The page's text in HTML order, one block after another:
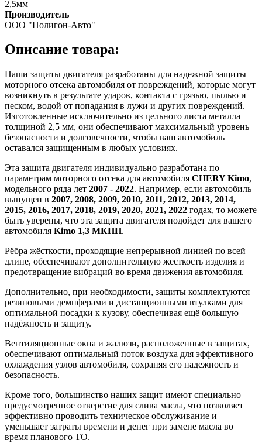
2,5мм
Производитель
ООО "Полигон-Авто"
Описание товара:
Наши защиты двигателя разработаны для надежной защиты
моторного отсека автомобиля от повреждений, которые могут
возникнуть в результате ударов, контакта с грязью, пылью и
песком, водой от попадания в лужи и других повреждений.
Изготовленные исключительно из цельного листа металла
толщиной 2,5 мм, они обеспечивают максимальный уровень
безопасности и долговечности, чтобы ваш автомобиль
оставался защищенным в любых условиях.
Эта защита двигателя индивидуально разработана по
параметрам моторного отсека для автомобиля CHERY Kimo,
модельного ряда лет 2007 - 2022. Например, если автомобиль
выпущен в 2007, 2008, 2009, 2010, 2011, 2012, 2013, 2014,
2015, 2016, 2017, 2018, 2019, 2020, 2021, 2022 годах, то можете
быть уверены, что эта защита двигателя подойдет для вашего
автомобиля Kimo 1,3 МКПП.
Рёбра жёсткости, проходящие непрерывной линией по всей
длине, обеспечивают дополнительную жесткость изделия и
предотвращение вибраций во время движения автомобиля.
Дополнительно, при необходимости, защиты комплектуются
резиновыми демпферами и дистанционными втулками для
оптимальной посадки к кузову, обеспечивая ещё большую
надёжность и защиту.
Вентиляционные окна и жалюзи, расположенные в защитах,
обеспечивают оптимальный поток воздуха для эффективного
охлаждения узлов автомобиля, сохраняя его надежность и
безопасность.
Кроме того, большинство наших защит имеют специально
предусмотренное отверстие для слива масла, что позволяет
эффективно проводить техническое обслуживание и
уменьшает затраты времени и денег при замене масла во
время планового ТО.